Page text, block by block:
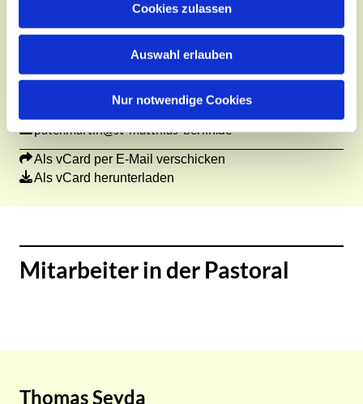
Cookies zulassen
Auswahl erlauben
Nur notwendige Cookies
P. Martin Rithun Manas VC
Kontakt über das Pfarrbüro
+49 30 216 30 57
pater.martin@st-matthias-berlin.de
Als vCard per E-Mail verschicken
Als vCard herunterladen
Mitarbeiter in der Pastoral
Thomas Seyda